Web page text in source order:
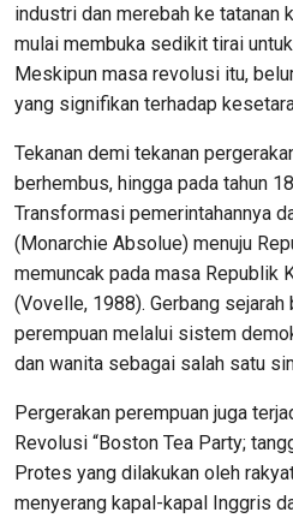
industri dan merebah ke tatanan
mulai membuka sedikit tirai
Meskipun masa revolusi itu,
yang signifikan terhadap
Tekanan demi tekanan
berhembus, hingga pada tahun
Transformasi pemerintahannya
(Monarchie Absolue) menuju
memuncak pada masa Republik
(Vovelle, 1988). Gerbang
perempuan melalui sistem
dan wanita sebagai salah satu
Pergerakan perempuan juga
Revolusi “Boston Tea Party;
Protes yang dilakukan oleh
menyerang kapal-kapal Inggris